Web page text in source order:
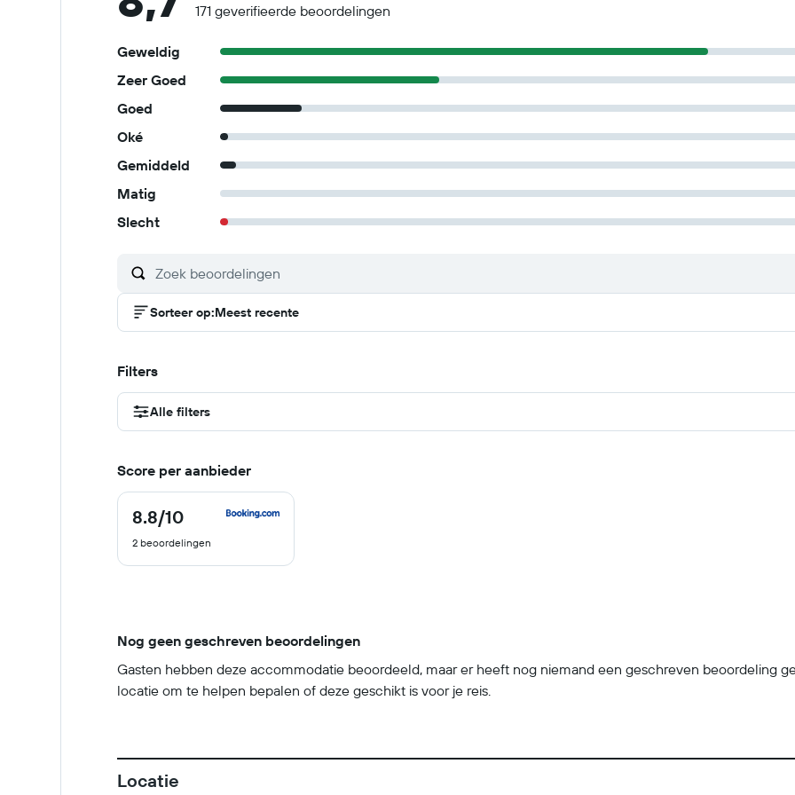
171 geverifieerde beoordelingen
Geweldig
Zeer Goed
Goed
Oké
Gemiddeld
Matig
Slecht
Sorteer op:Meest recente
Filters
Alle filters
Score per aanbieder
8.8/10
8.8
10
2 beoordelingen
Nog geen geschreven beoordelingen
Gasten hebben deze accommodatie beoordeeld, maar er heeft nog niemand een geschreven beoordeling
locatie om te helpen bepalen of deze geschikt is voor je reis.
Locatie